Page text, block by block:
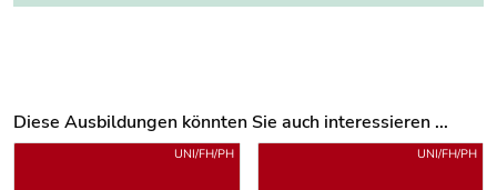
Diese Ausbildungen könnten Sie auch interessieren ...
Uber weitere Ausbildungsvorschläge
UNI/FH/PH UNI/FH/PH